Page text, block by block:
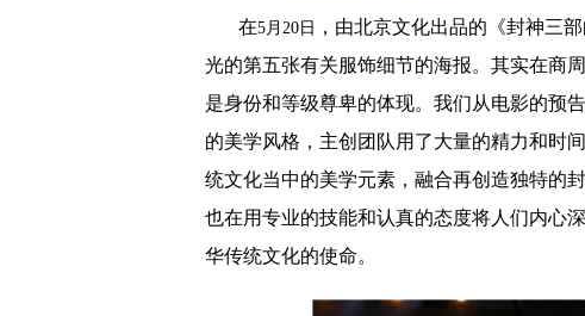
在5月20日 ，由北京文化出品的 《封神三
光的第五张有关服饰细节的海报。 其实在商
是身份和等级尊卑的体现。 我们从电影的预
的美学风格， 主创团队用了大量的精力和时
统文化当中的美学元素，融合再创造独特的封
也在用专业的技能和认真的态度将人们内心
华传统文化的使命。